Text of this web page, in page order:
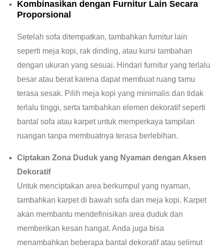
Kombinasikan dengan Furnitur Lain Secara
Proporsional
Setelah sofa ditempatkan, tambahkan furnitur lain
seperti meja kopi, rak dinding, atau kursi tambahan
dengan ukuran yang sesuai. Hindari furnitur yang terlalu
besar atau berat karena dapat membuat ruang tamu
terasa sesak. Pilih meja kopi yang minimalis dan tidak
terlalu tinggi, serta tambahkan elemen dekoratif seperti
bantal sofa atau karpet untuk memperkaya tampilan
ruangan tanpa membuatnya terasa berlebihan.
Ciptakan Zona Duduk yang Nyaman dengan Aksen
Dekoratif
Untuk menciptakan area berkumpul yang nyaman,
tambahkan karpet di bawah sofa dan meja kopi. Karpet
akan membantu mendefinisikan area duduk dan
memberikan kesan hangat. Anda juga bisa
menambahkan beberapa bantal dekoratif atau selimut